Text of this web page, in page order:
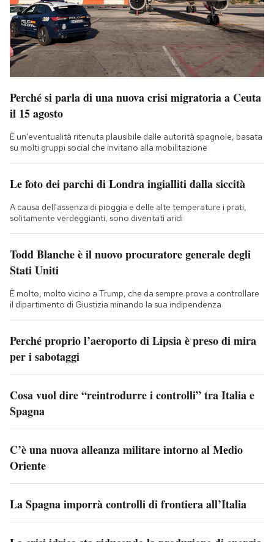
Perché si parla di una nuova crisi migratoria a Ceuta
il 15 agosto
È un'eventualità ritenuta plausibile dalle autorità spagnole, basata
su molti gruppi social che invitano alla mobilitazione
Le foto dei parchi di Londra ingialliti dalla siccità
A causa dell'assenza di pioggia e delle alte temperature i prati,
solitamente verdeggianti, sono diventati aridi
Todd Blanche è il nuovo procuratore generale degli
Stati Uniti
È molto, molto vicino a Trump, che da sempre prova a controllare
il dipartimento di Giustizia minando la sua indipendenza
Perché proprio l’aeroporto di Lipsia è preso di mira
per i sabotaggi
Cosa vuol dire “reintrodurre i controlli” tra Italia e
Spagna
C’è una nuova alleanza militare intorno al Medio
Oriente
La Spagna imporrà controlli di frontiera all’Italia